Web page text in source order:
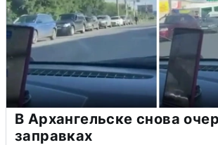
В Архангельске снова
заправках